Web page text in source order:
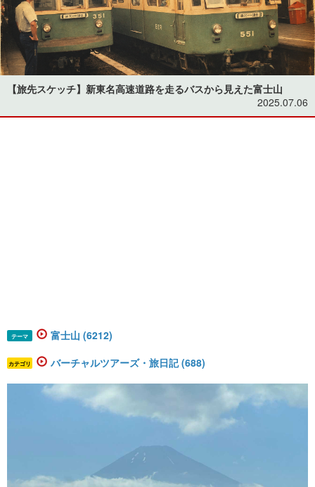
【旅先スケッチ】新東名高速道路を走るバスから見えた富士山
2025.07.06
テーマ 富士山 (6212)
カテゴリ バーチャルツアーズ・旅日記 (688)